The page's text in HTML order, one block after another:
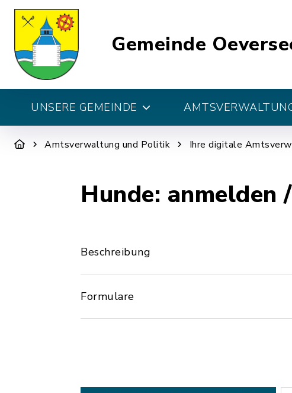
Gemeinde
UNSERE GEMEINDE
Amtsverwaltung und Politik Ihre digitale
Hunde: anmelden
Beschreibung
Formulare